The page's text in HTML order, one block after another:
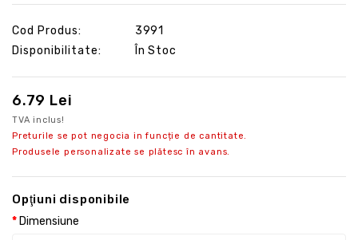
Cod Produs:
3991
Disponibilitate:
În Stoc
6.79 Lei
TVA inclus!
Preturile se pot negocia in funcție de cantitate.
Produsele personalizate se plătesc în avans.
Opţiuni disponibile
Dimensiune